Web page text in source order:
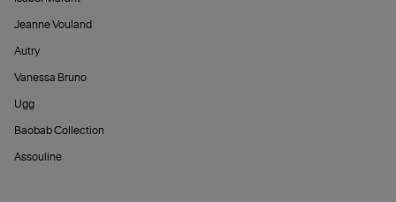
Jeanne Vouland
Autry
Vanessa Bruno
Ugg
Baobab Collection
Assouline